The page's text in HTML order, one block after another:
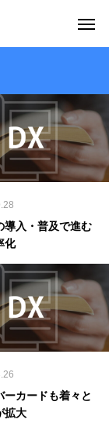
導入・普及で進む
化
ーカードも着々と
拡大